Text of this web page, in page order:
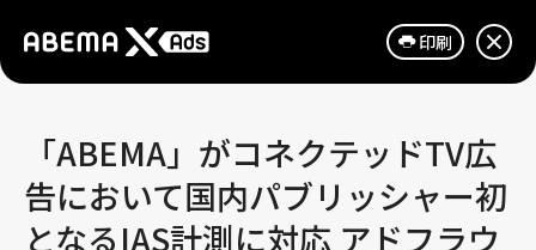
印刷
「ABEMA」がコネクテッドTV広
告において国内パブリッシャー初
となるIAS計測に対応 アドフラウ